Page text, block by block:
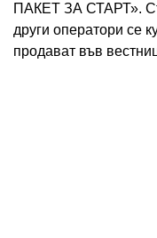
ПАКЕТ ЗА СТАРТ».
други оператори се
продават във